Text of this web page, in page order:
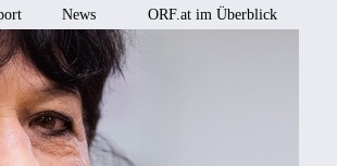
News ORF.at im Überblick